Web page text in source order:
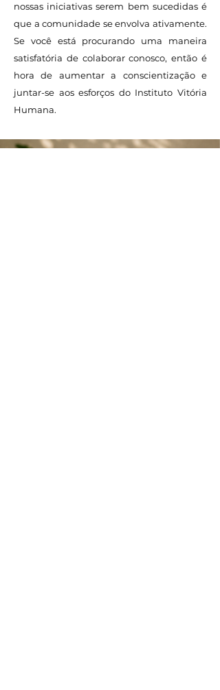
nossas iniciativas serem bem sucedidas é
que a comunidade se envolva ativamente.
Se você está procurando uma maneira
satisfatória de colaborar conosco, então é
hora de aumentar a conscientização e
juntar-se aos esforços do Instituto Vitória
Humana.